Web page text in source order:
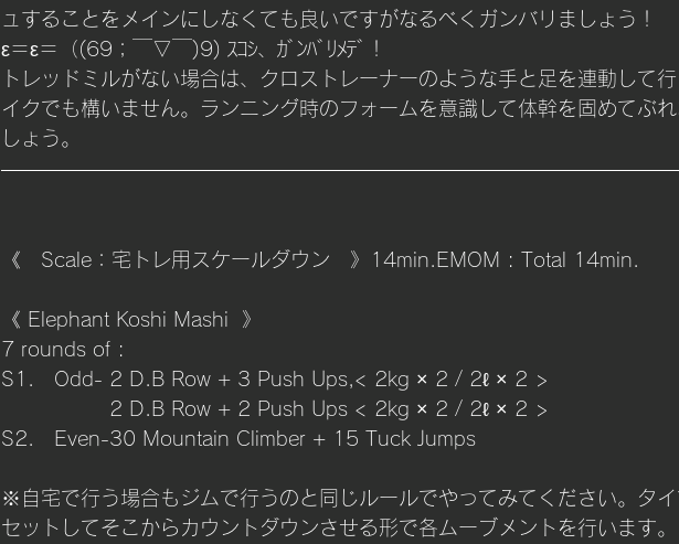
ュすることをメインにしなくても良いですがなるべくガンバリましょう！
ε＝ε＝（(69；￣▽￣)9) ｽｺｼ、ｶﾞﾝﾊﾞﾘﾒﾃﾞ！
トレッドミルがない場合は、クロストレーナーのような手と足を連動して
イクでも構いません。ランニング時のフォームを意識して体幹を固めてぶ
しょう。
《　Scale：宅トレ用スケールダウン　》14min.EMOM : Total 14min.
《 Elephant Koshi Mashi  》
7 rounds of :
S1.   Odd- 2 D.B Row + 3 Push Ups,< 2kg × 2 / 2ℓ × 2 >
		   2 D.B Row + 2 Push Ups < 2kg × 2 / 2ℓ × 2 >
S2.   Even-30 Mountain Climber + 15 Tuck Jumps
※自宅で行う場合もジムで行うのと同じルールでやってみてください。タ
セットしてそこからカウントダウンさせる形で各ムーブメントを行います